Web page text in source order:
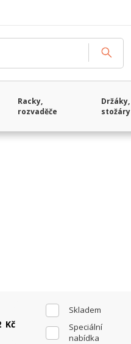
Racky,
rozvaděče
Držáky,
stožáry
Skladem
Speciální
nabídka
Kč